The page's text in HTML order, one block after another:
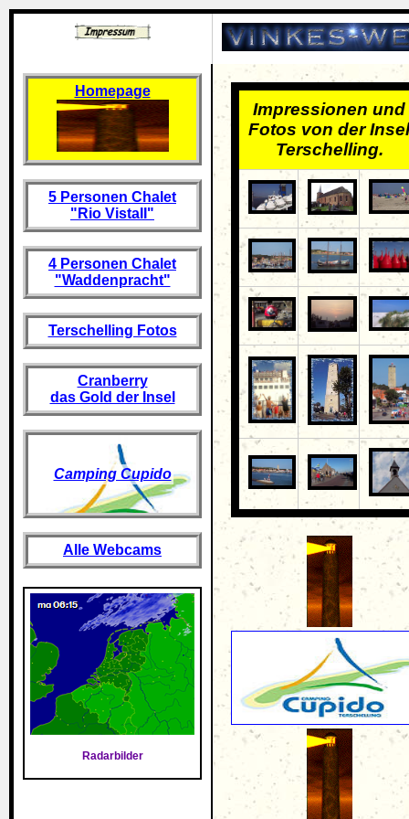
Homepage
5 Personen Chalet
"Rio VistaII"
4 Personen Chalet
"Waddenpracht"
Terschelling Fotos
Cranberry
das Gold der Insel
Camping Cupido
Alle Webcams
Radarbilder
Impressionen und
Fotos von der Insel
Terschelling.